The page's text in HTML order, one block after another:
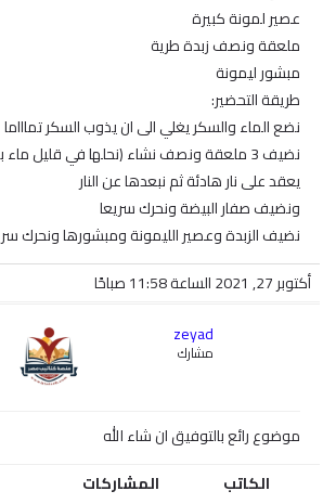
عصير لمونة كبيرة
ملعقة ونصف زبدة طرية
مبشور ليمونة
طريقة التحضير:
نضع الماء والسكر يغلي الى ان يذوب السكر تماااما
نضيف 3 ملعقة ونصف نشاء (نحلها في قليل ماء
يعقد على نار هادئة ثم نبعدها عن النار
ونضيف صفار البيضة ونحرك سريعا
نضيف الزبدة وعصير الليمونة ومبشورها ونحرك
أكتوبر 27, 2021 الساعة 11:58 صباحًا
zeyad
مشارك
موضوع رائع بالتوفيق ان شاء الله
الكاتب
المشاركات